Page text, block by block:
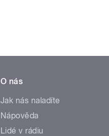
O nás
Jak nás naladíte
Nápověda
Lidé v rádiu